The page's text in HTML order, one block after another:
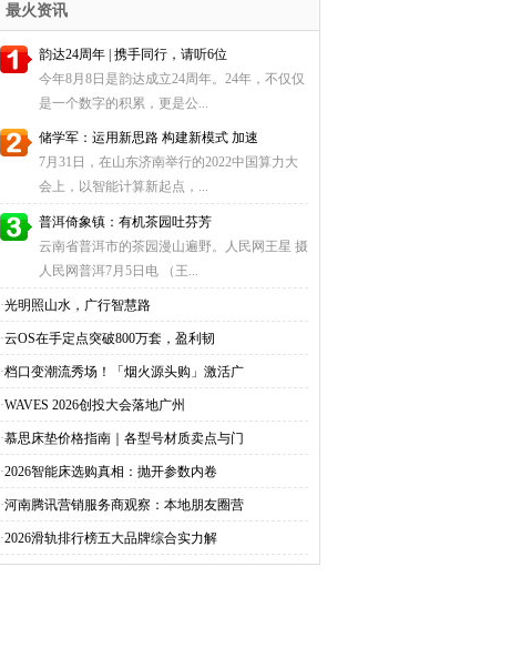
最火资讯
韵达24周年 | 携手同行，请听6位
今年8月8日是韵达成立24周年。24年，不仅仅
是一个数字的积累，更是公...
储学军：运用新思路 构建新模式 加速
7月31日，在山东济南举行的2022中国算力大
会上，以智能计算新起点，...
普洱倚象镇：有机茶园吐芬芳
云南省普洱市的茶园漫山遍野。人民网王星 摄
人民网普洱7月5日电 （王...
·光明照山水，广行智慧路
·云OS在手定点突破800万套，盈利韧
·档口变潮流秀场！「烟火源头购」激活广
·WAVES 2026创投大会落地广州
·慕思床垫价格指南｜各型号材质卖点与门
·2026智能床选购真相：抛开参数内卷
·河南腾讯营销服务商观察：本地朋友圈营
·2026滑轨排行榜五大品牌综合实力解